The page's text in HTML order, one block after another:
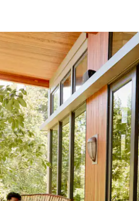
phá bằng các thao tác chạm hoặc vuốt.